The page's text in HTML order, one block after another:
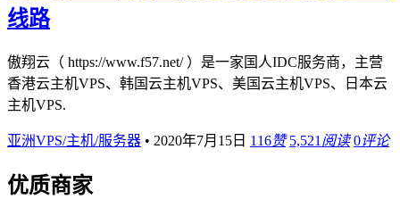
线路
傲翔云（ https://www.f57.net/ ）是一家国人IDC服务商，主营
香港云主机VPS、韩国云主机VPS、美国云主机VPS、日本云
主机VPS.
亚洲VPS/主机/服务器 • 2020年7月15日 116赞 5,521 阅读 0评论
优质商家